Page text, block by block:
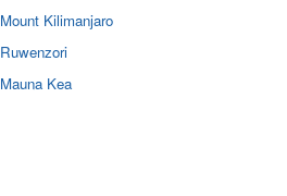
Mount Kilimanjaro
Ruwenzori
Mauna Kea